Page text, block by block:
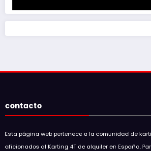
contacto
Esta página web pertenece a la comunidad de
aficionados al Karting 4T de alquiler en España.